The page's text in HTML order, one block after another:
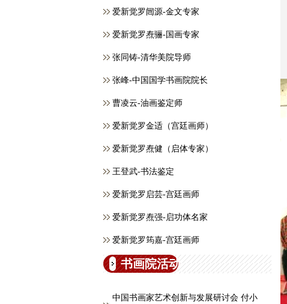
爱新觉罗闿源-金文专家
爱新觉罗焘骊-国画专家
张同铸-清华美院导师
张峰-中国国学书画院院长
曹凌云-油画鉴定师
爱新觉罗金适（宫廷画师）
爱新觉罗焘健（启体专家）
王登武-书法鉴定
爱新觉罗启芸-宫廷画师
爱新觉罗焘强-启功体名家
爱新觉罗筠嘉-宫廷画师
书画院活动
中国书画家艺术创新与发展研讨会 付小